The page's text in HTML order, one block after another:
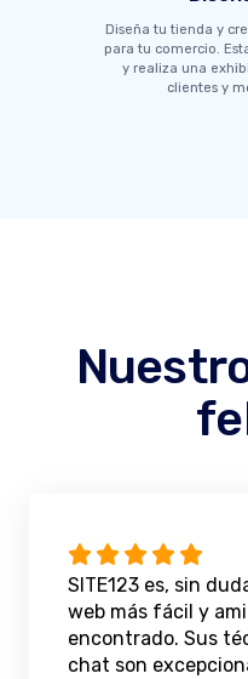
Diseña tu tienda y
para tu comercio.
y realiza una
clientes y
SITE123 es, sin
web más fácil y
encontrado. Sus
chat son